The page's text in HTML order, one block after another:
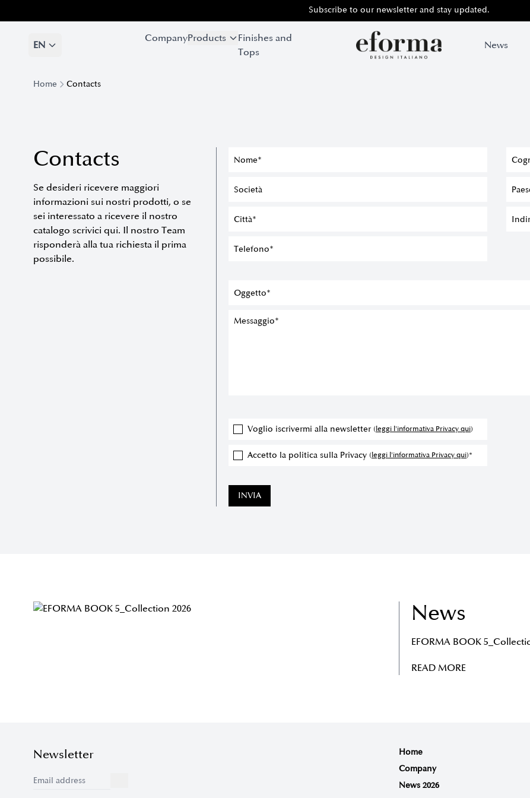
Subscribe to our newsletter and stay updated.
EN
CompanyProducts
Finishes and
Tops
News
Subscribe to our newsletter and stay updated.
EN
CompanyProducts
Finishes and
Tops
News
Home Contacts
Contacts
Se desideri ricevere maggiori
informazioni sui nostri prodotti, o se
sei interessato a ricevere il nostro
catalogo scrivici qui. Il nostro Team
risponderà alla tua richiesta il prima
possibile.
Voglio iscrivermi alla newsletter (leggi l'informativa Privacy qui)
Accetto la politica sulla Privacy (leggi l'informativa Privacy qui)*
INVIA
News
EFORMA BOOK
READ MORE
Newsletter
Home
Company
News 2026